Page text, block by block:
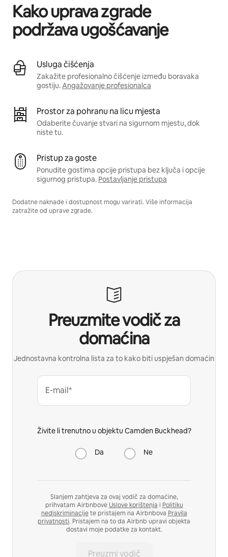
Kako uprava zgrade
podržava ugošćavanje
Usluga čišćenja
Zakažite profesionalno čišćenje između boravaka
gostiju.Angažovanje profesionalca
Prostor za pohranu na licu mjesta
Odaberite čuvanje stvari na sigurnom mjestu, dok
niste tu.
Pristup za goste
Ponudite gostima opcije pristupa bez ključa i opcije
sigurnog pristupa. Postavljanje pristupa
Dodatne naknade i dostupnost mogu varirati. Više informacija
zatražite od uprave zgrade.
Preuzmite vodič za
domaćina
Jednostavna kontrolna lista za to kako biti uspješan domaćin
E-mail*
Živite li trenutno u objektu Camden Buckhead?
Da Ne
Slanjem zahtjeva za ovaj vodič za domaćine,
prihvatam AirbnboveUslove korištenja i Politiku
nediskriminacijete pristajem na Airbnbova Pravila
privatnosti. Pristajem na to da Airbnb upravi objekta
dostavi moje podatke za kontakt.
Preuzmi vodič